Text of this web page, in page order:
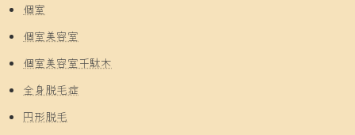
個室
個室美容室
個室美容室千駄木
全身脱毛症
円形脱毛